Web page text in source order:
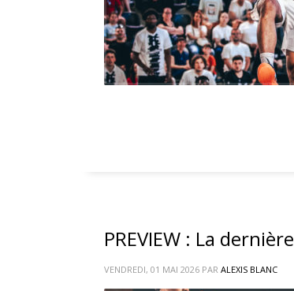
PREVIEW : La
VENDREDI, 01 MAI 2026 PAR ALEXIS BLANC